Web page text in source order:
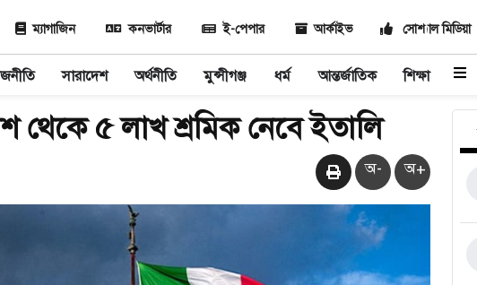
ম্যাগাজিন কনভার্টার ই-পেপার আর্কাইভ সোশ্যাল মিডিয়া
সারাদেশ অর্থনীতি মুন্সীগঞ্জ ধর্ম আন্তর্জাতিক শিক্ষা
থেকে ৫ লাখ শ্রমিক নেবে ইতালি
অ- অ+